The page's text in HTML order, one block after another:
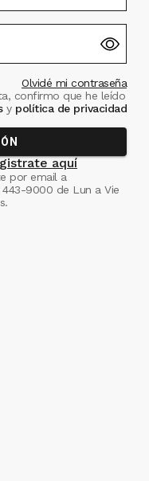
Olvidé mi contraseña
confirmo que he leído
ypolítica de privacidad
aquí
por email a
443-9000 de Lun a Vie